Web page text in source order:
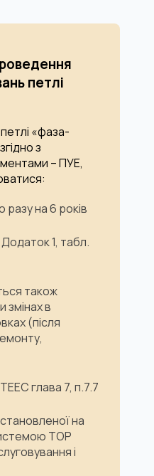
петлі
«фаза-
з
– ПУЕ,
на 6 років
1, табл.
також
змінах в
(після
глава 7, п.7.7
на
ТОР
і